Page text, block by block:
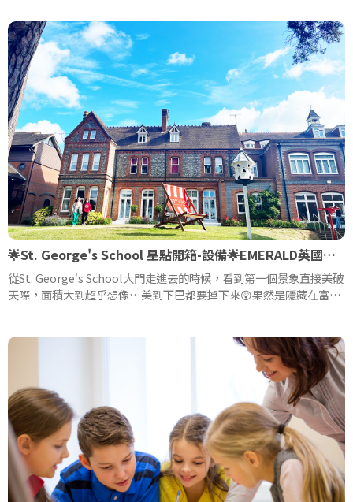
🌟St. George's School 星點開箱-設備🌟EMERALD英國夏令營
從St. George's School大門走進去的時候，看到第一個景象直接美破
天際，面積大到超乎想像…美到下巴都要掉下來😲果然是隱藏在富人